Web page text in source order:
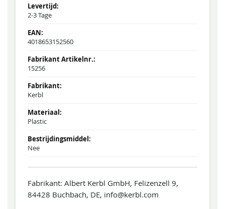
2-3 Tage
4018653152560
15256
Kerbl
Plastic
Nee
Fabrikant: Albert Kerbl GmbH, Felizenzell 9,
84428 Buchbach, DE, info@kerbl.com